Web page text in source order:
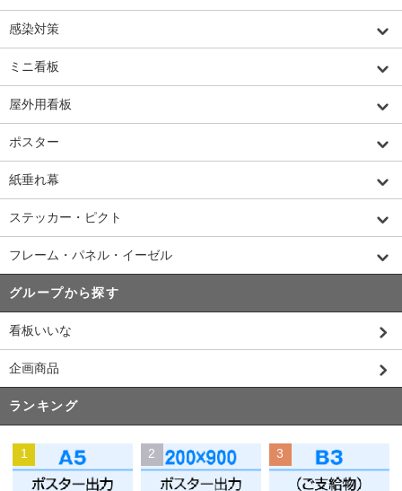
感染対策
ミニ看板
屋外用看板
ポスター
紙垂れ幕
ステッカー・ピクト
フレーム・パネル・イーゼル
グループから探す
看板いいな
企画商品
ランキング
1 2 3